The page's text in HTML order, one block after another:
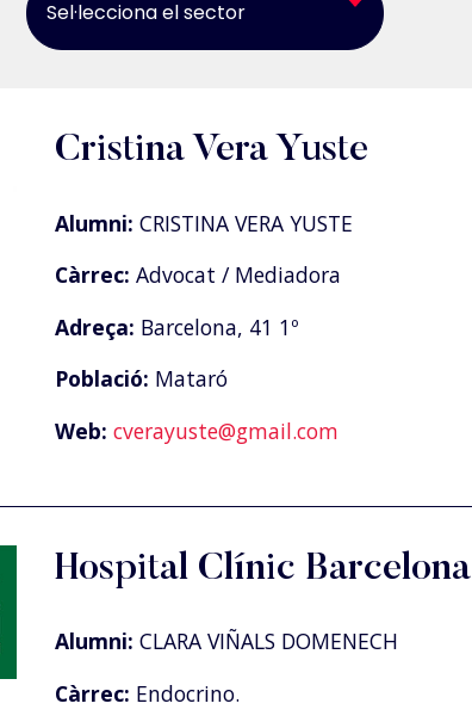
Sel·lecciona el sector
Cristina Vera Yuste
Alumni: CRISTINA VERA YUSTE
Càrrec: Advocat / Mediadora
Adreça: Barcelona, 41 1º
Població: Mataró
Web: cverayuste@gmail.com
Hospital Clínic Barcelona
Alumni: CLARA VIÑALS DOMENECH
Càrrec: Endocrino.